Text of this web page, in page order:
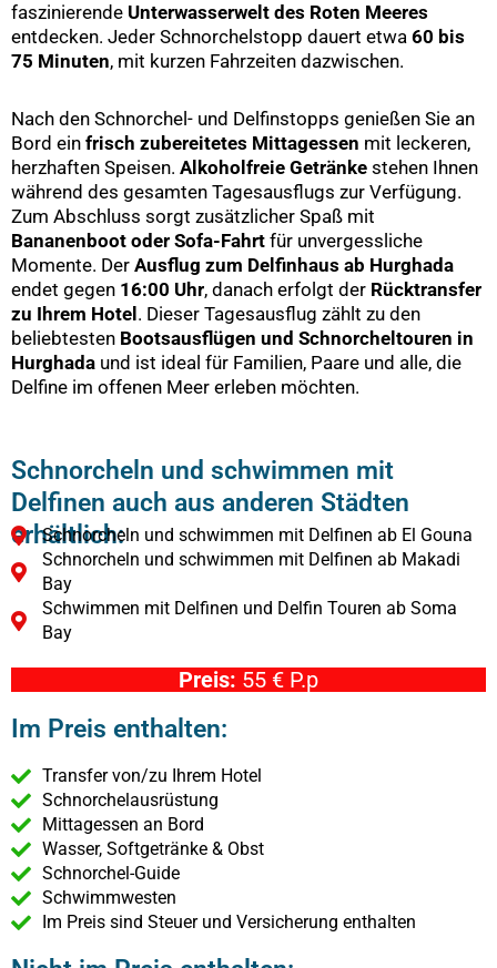
faszinierende Unterwasserwelt des Roten Meeres
entdecken. Jeder Schnorchelstopp dauert etwa 60 bis
75 Minuten, mit kurzen Fahrzeiten dazwischen.
Nach den Schnorchel- und Delfinstopps genießen Sie an
Bord ein frisch zubereitetes Mittagessen mit leckeren,
herzhaften Speisen. Alkoholfreie Getränke stehen Ihnen
während des gesamten Tagesausflugs zur Verfügung.
Zum Abschluss sorgt zusätzlicher Spaß mit
Bananenboot oder Sofa-Fahrt für unvergessliche
Momente. Der Ausflug zum Delfinhaus ab Hurghada
endet gegen 16:00 Uhr, danach erfolgt der Rücktransfer
zu Ihrem Hotel. Dieser Tagesausflug zählt zu den
beliebtesten Bootsausflügen und Schnorcheltouren in
Hurghada und ist ideal für Familien, Paare und alle, die
Delfine im offenen Meer erleben möchten.
Schnorcheln und schwimmen mit
Delfinen auch aus anderen Städten
erhältlich:
Schnorcheln und schwimmen mit Delfinen ab El Gouna
Schnorcheln und schwimmen mit Delfinen ab Makadi
Bay
Schwimmen mit Delfinen und Delfin Touren ab Soma
Bay
Preis: 55 € P.p
Im Preis enthalten:
Transfer von/zu Ihrem Hotel
Schnorchelausrüstung
Mittagessen an Bord
Wasser, Softgetränke & Obst
Schnorchel-Guide
Schwimmwesten
Im Preis sind Steuer und Versicherung enthalten